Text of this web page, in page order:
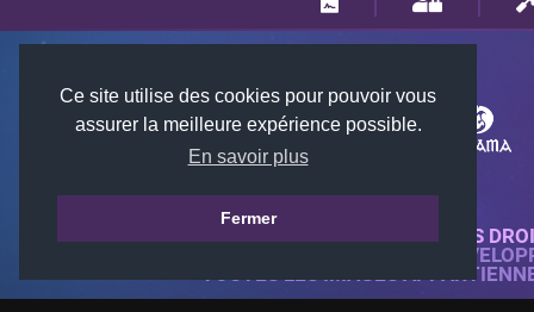
Ce site utilise des cookies pour pouvoir vous
assurer la meilleure expérience possible.
En savoir plus
Fermer
© 2018-2026 KTARENA. TOUS
SITE WEB ENTIÈREMENT
TOUTES LES IMAGES